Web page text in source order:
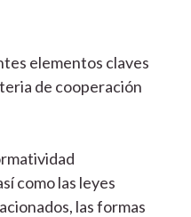
elementos claves
de cooperación
como las leyes
las formas